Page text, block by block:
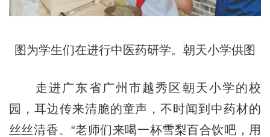
图为学生们在进行中医药研学。朝天小学供图
走进广东省广州市越秀区朝天小学的校
园，耳边传来清脆的童声，不时闻到中药材的
丝丝清香。“老师们来喝一杯雪梨百合饮吧，用